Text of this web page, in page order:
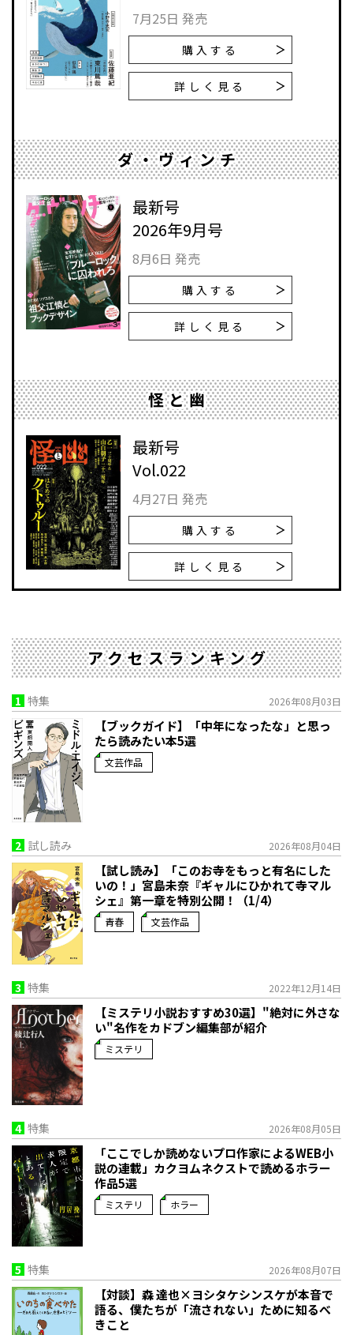
7月25日 発売
購入する
詳しく見る
ダ・ヴィンチ
最新号
2026年9月号
8月6日 発売
購入する
詳しく見る
怪と幽
最新号
Vol.022
4月27日 発売
購入する
詳しく見る
アクセスランキング
1 特集 2026年08月03日
【ブックガイド】「中年になったな」と思っ
たら読みたい本5選
文芸作品
2 試し読み 2026年08月04日
【試し読み】「このお寺をもっと有名にした
いの！」宮島未奈『ギャルにひかれて寺マル
シェ』第一章を特別公開！（1/4）
青春 文芸作品
3 特集 2022年12月14日
【ミステリ小説おすすめ30選】"絶対に外さな
い"名作をカドブン編集部が紹介
ミステリ
4 特集 2026年08月05日
「ここでしか読めないプロ作家によるWEB小
説の連載」――カクヨムネクストで読めるホラー
作品5選
ミステリ ホラー
5 特集 2026年08月07日
【対談】森 達也×ヨシタケシンスケが本音で
語る、僕たちが「流されない」ために知るべ
きこと